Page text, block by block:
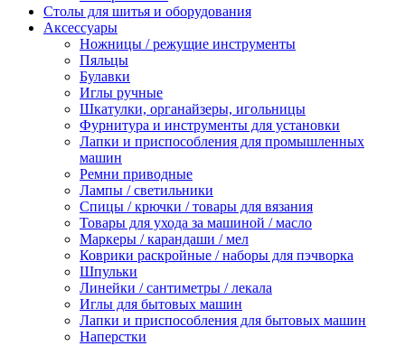
Столы для шитья и оборудования
Аксессуары
Ножницы / режущие инструменты
Пяльцы
Булавки
Иглы ручные
Шкатулки, органайзеры, игольницы
Фурнитура и инструменты для установки
Лапки и приспособления для промышленных
машин
Ремни приводные
Лампы / светильники
Спицы / крючки / товары для вязания
Товары для ухода за машиной / масло
Маркеры / карандаши / мел
Коврики раскройные / наборы для пэчворка
Шпульки
Линейки / сантиметры / лекала
Иглы для бытовых машин
Лапки и приспособления для бытовых машин
Наперстки